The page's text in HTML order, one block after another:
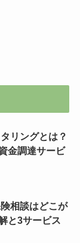
リングとは？
金調達サービ
相談はどこが
と3サービス